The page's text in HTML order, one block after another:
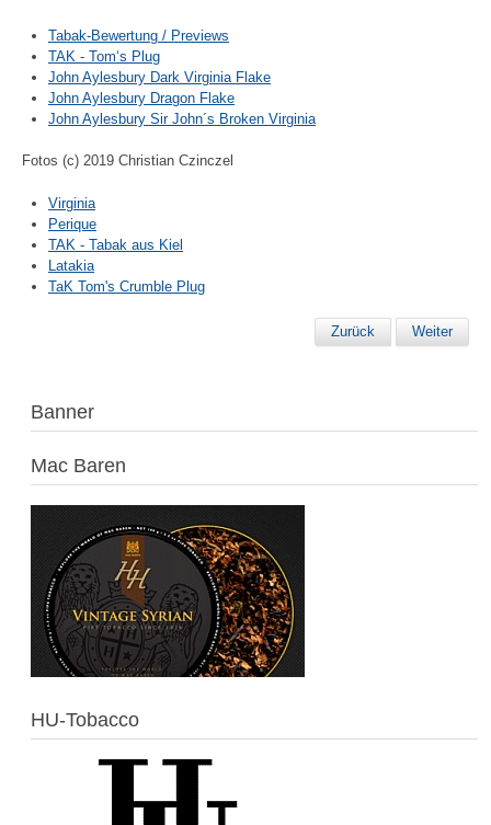
Tabak-Bewertung / Previews
TAK - Tom‘s Plug
John Aylesbury Dark Virginia Flake
John Aylesbury Dragon Flake
John Aylesbury Sir John´s Broken Virginia
Fotos (c) 2019 Christian Czinczel
Virginia
Perique
TAK - Tabak aus Kiel
Latakia
TaK Tom's Crumble Plug
Zurück Weiter
Banner
Mac Baren
HU-Tobacco